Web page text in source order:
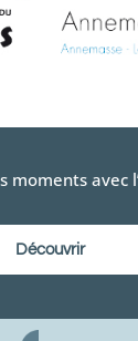
moments avec
Découvrir